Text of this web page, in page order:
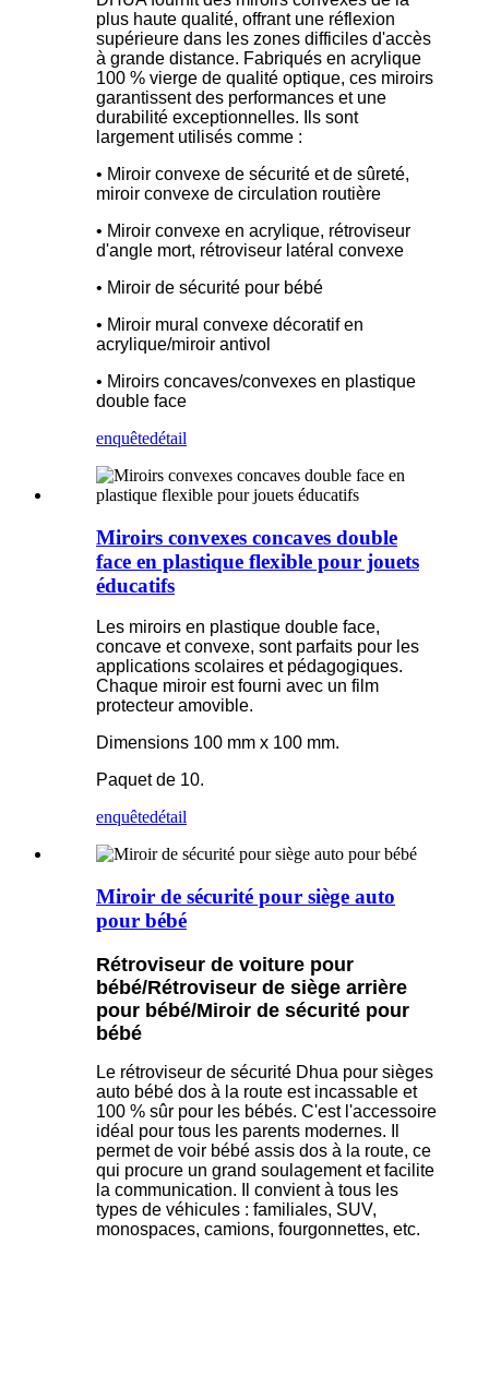
plus haute qualité, offrant une réflexion
supérieure dans les zones difficiles d'accès
à grande distance. Fabriqués en acrylique
100 % vierge de qualité optique, ces miroirs
garantissent des performances et une
durabilité exceptionnelles. Ils sont
largement utilisés comme :
• Miroir convexe de sécurité et de sûreté,
miroir convexe de circulation routière
• Miroir convexe en acrylique, rétroviseur
d'angle mort, rétroviseur latéral convexe
• Miroir de sécurité pour bébé
• Miroir mural convexe décoratif en
acrylique/miroir antivol
• Miroirs concaves/convexes en plastique
double face
enquêtedétail
Miroirs convexes concaves double
face en plastique flexible pour jouets
éducatifs
Les miroirs en plastique double face,
concave et convexe, sont parfaits pour les
applications scolaires et pédagogiques.
Chaque miroir est fourni avec un film
protecteur amovible.
Dimensions 100 mm x 100 mm.
Paquet de 10.
enquêtedétail
Miroir de sécurité pour siège auto
pour bébé
Rétroviseur de voiture pour
bébé/Rétroviseur de siège arrière
pour bébé/Miroir de sécurité pour
bébé
Le rétroviseur de sécurité Dhua pour sièges
auto bébé dos à la route est incassable et
100 % sûr pour les bébés. C'est l'accessoire
idéal pour tous les parents modernes. Il
permet de voir bébé assis dos à la route, ce
qui procure un grand soulagement et facilite
la communication. Il convient à tous les
types de véhicules : familiales, SUV,
monospaces, camions, fourgonnettes, etc.